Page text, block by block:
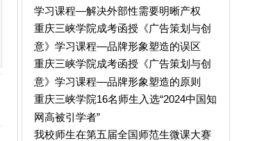
学习课程—解决外部性需要明晰产权
重庆三峡学院成考函授《广告策划与创
意》学习课程—品牌形象塑造的误区
重庆三峡学院成考函授《广告策划与创
意》学习课程—品牌形象塑造的原则
重庆三峡学院16名师生入选“2024中国知
网高被引学者”
我校师生在第五届全国师范生微课大赛